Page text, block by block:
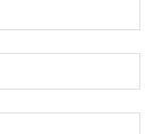
:*
:*